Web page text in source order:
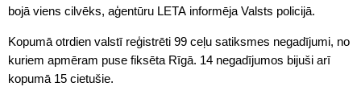
bojā viens cilvēks, aģentūru LETA informēja Valsts policijā.
Kopumā otrdien valstī reģistrēti 99 ceļu satiksmes negadījumi, no
kuriem apmēram puse fiksēta Rīgā. 14 negadījumos bijuši arī
kopumā 15 cietušie.